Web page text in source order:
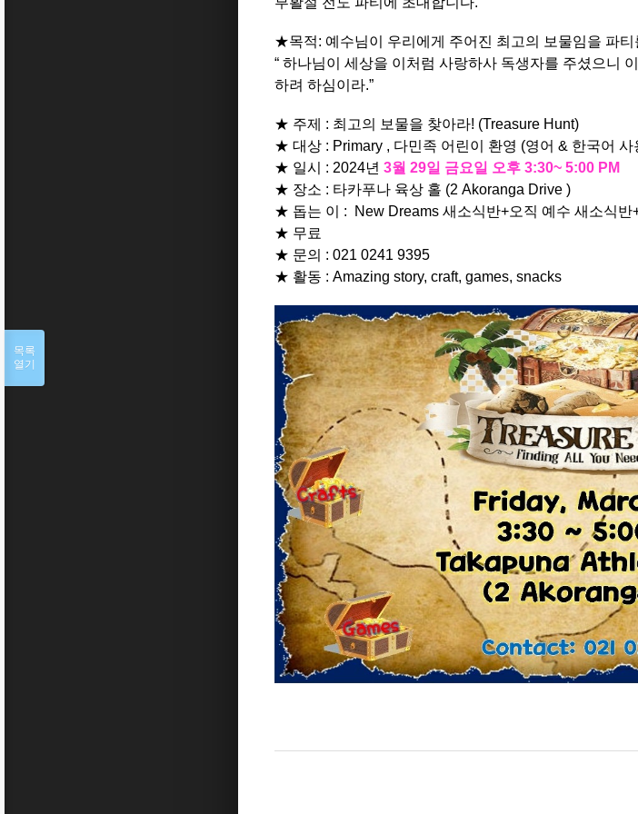
★목적: 예수님이 우리에게 주어진 최고의 보물임을 파
“ 하나님이 세상을 이처럼 사랑하사 독생자를 주셨으니
하려 하심이라.”
★ 주제 : 최고의 보물을 찾아라! (Treasure Hunt)
★ 대상 : Primary , 다민족 어린이 환영 (영어 & 한국어 사
★ 일시 : 2024년 3월 29일 금요일 오후 3:30~ 5:00 PM
★ 장소 : 타카푸나 육상 홀 (2 Akoranga Drive )
★ 돕는 이 : New Dreams 새소식반+오직 예수 새소식반
★ 무료
★ 문의 : 021 0241 9395
★ 활동 : Amazing story, craft, games, snacks
목록
열기